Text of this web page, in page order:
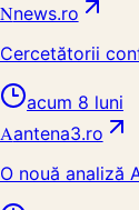
Nnews.ro
Cercetătorii
acum 8 luni
Aantena3.ro
O nouă analiză